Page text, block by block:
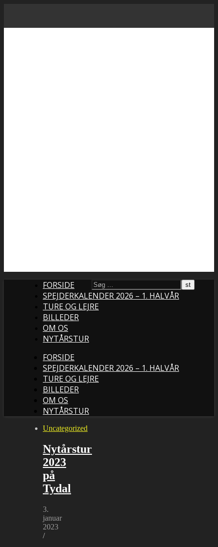
FORSIDE
SPEJDERKALENDER 2026 – 1. HALVÅR
TURE OG LEJRE
BILLEDER
OM OS
NYTÅRSTUR
FORSIDE
SPEJDERKALENDER 2026 – 1. HALVÅR
TURE OG LEJRE
BILLEDER
OM OS
NYTÅRSTUR
Uncategorized
Nytårstur
2023
på
Tydal
3.
januar
2023
/